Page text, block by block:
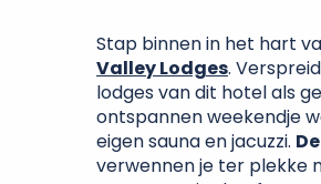
Stap binnen in het hart
Valley Lodges.
lodges van dit hotel als
ontspannen weekendje
eigen sauna en jacuzzi.
verwennen je ter plekke